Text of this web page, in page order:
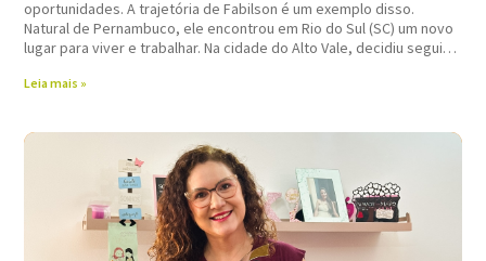
oportunidades. A trajetória de Fabilson é um exemplo disso.
Natural de Pernambuco, ele encontrou em Rio do Sul (SC) um novo
lugar para viver e trabalhar. Na cidade do Alto Vale, decidiu seguir
Leia mais »